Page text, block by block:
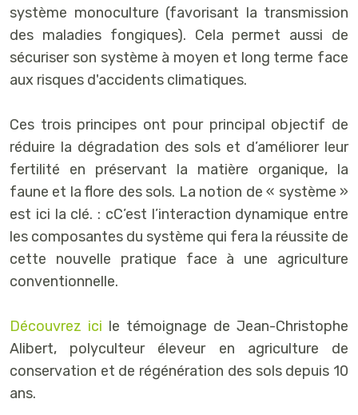
système monoculture (favorisant la transmission
des maladies fongiques). Cela permet aussi de
sécuriser son système à moyen et long terme face
aux risques d'accidents climatiques.
Ces trois principes ont pour principal objectif de
réduire la dégradation des sols et d’améliorer leur
fertilité en préservant la matière organique, la
faune et la flore des sols. La notion de « système »
est ici la clé. : cC’est l’interaction dynamique entre
les composantes du système qui fera la réussite de
cette nouvelle pratique face à une agriculture
conventionnelle.
Découvrez ici le témoignage de Jean-Christophe
Alibert, polyculteur éleveur en agriculture de
conservation et de régénération des sols depuis 10
ans.